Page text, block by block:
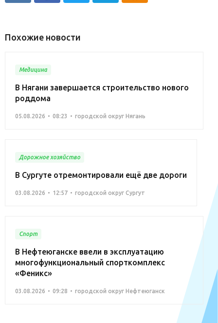
Похожие новости
Медицина
В Нягани завершается строительство нового
роддома
05.08.2026 08:23 городской округ Нягань
Дорожное хозяйство
В Сургуте отремонтировали ещё две дороги
03.08.2026 12:57 городской округ Сургут
Спорт
В Нефтеюганске ввели в эксплуатацию
многофункциональный спорткомплекс
«Феникс»
03.08.2026 09:28 городской округ Нефтеюганск